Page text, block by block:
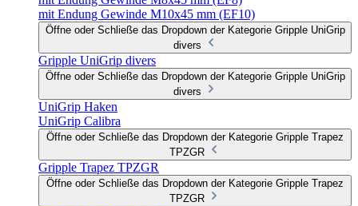
mit Endung Gewinde M10x45 mm (EF10)
Öffne oder Schließe das Dropdown der Kategorie Gripple UniGrip
divers
Gripple UniGrip divers
Öffne oder Schließe das Dropdown der Kategorie Gripple UniGrip
divers
UniGrip Haken
UniGrip Calibra
Öffne oder Schließe das Dropdown der Kategorie Gripple Trapez
TPZGR
Gripple Trapez TPZGR
Öffne oder Schließe das Dropdown der Kategorie Gripple Trapez
TPZGR